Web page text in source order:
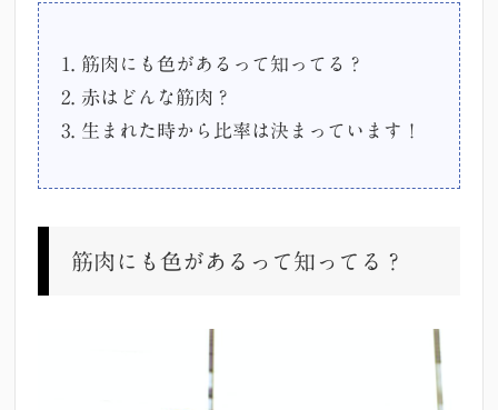
1. 筋肉にも色があるって知ってる？
2. 赤はどんな筋肉？
3. 生まれた時から比率は決まっています！
筋肉にも色があるって知ってる？